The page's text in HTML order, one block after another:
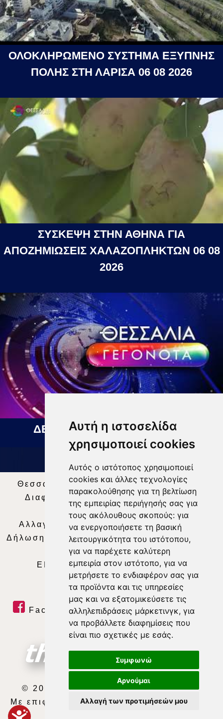
Αυτή η ιστοσελίδα
χρησιμοποιεί cookies
Αυτός ο ιστότοπος χρησιμοποιεί
cookies και άλλες τεχνολογίες
παρακολούθησης για τη βελτίωση
της εμπειρίας περιήγησής σας για
τους ακόλουθους σκοπούς: για
να ενεργοποιήσετε τη βασική
λειτουργικότητα του ιστότοπου,
για να παρέχετε καλύτερη
εμπειρία στον ιστότοπο, για να
μετρήσετε το ενδιαφέρον σας για
τα προϊόντα και τις υπηρεσίες
μας και να εξατομικεύσετε τις
αλληλεπιδράσεις μάρκετινγκ, για
να προβάλλετε διαφημίσεις που
είναι πιο σχετικές με εσάς.
Συμφωνώ
Αρνούμαι
Αλλαγή των προτιμήσεών μου
ΟΛΟΚΛΗΡΩΜΕΝΟ ΣΥΣΤΗΜΑ ΕΞΥΠΝΗΣ
ΠΟΛΗΣ ΣΤΗ ΛΑΡΙΣΑ 06 08 2026
ΣΥΣΚΕΨΗ ΣΤΗΝ ΑΘΗΝΑ ΓΙΑ
ΑΠΟΖΗΜΙΩΣΕΙΣ ΧΑΛΑΖΟΠΛΗΚΤΩΝ 06 08
2026
ΔΕΛΤΙΟ ΕΙΔΗΣΕΩΝ 06 08 2026
Θεσσαλία Τηλεόραση|SNG Services
Διαφήμιση | Όροι Χρήσης |Δήλωση
Απορρήτου |
Περιεχόμενο
Αλλαγή Προτιμήσεων για τα Cookies
Δήλωση συμμόρφωσης με τη σύσταση (ΕΕ)
2018/334|Ταυτότητα
ΕΝΗΜΕΡΩΣΗ |WEB TV| LIVE
Facebook| Twitter | Youtube
RSS Feed
© 2026 ΘΕΣΣΑΛΙΑ ΤΗΛΕΟΡΑΣΗ Α.Ε.
Με επιφύλαξη κάθε νόμιμου δικαιώματος.